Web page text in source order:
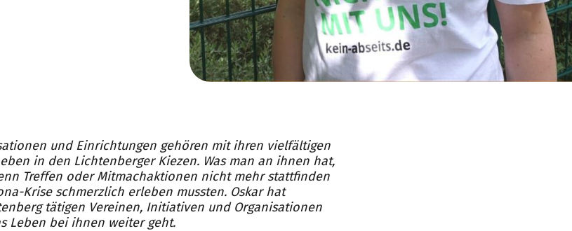
und Einrichtungen gehören mit ihren vielfältigen
in den Lichtenberger Kiezen. Was man an ihnen hat,
Treffen oder Mitmachaktionen nicht mehr stattfinden
Krise schmerzlich erleben mussten. Oskar hat
tätigen Vereinen, Initiativen und Organisationen
Leben bei ihnen weiter geht.